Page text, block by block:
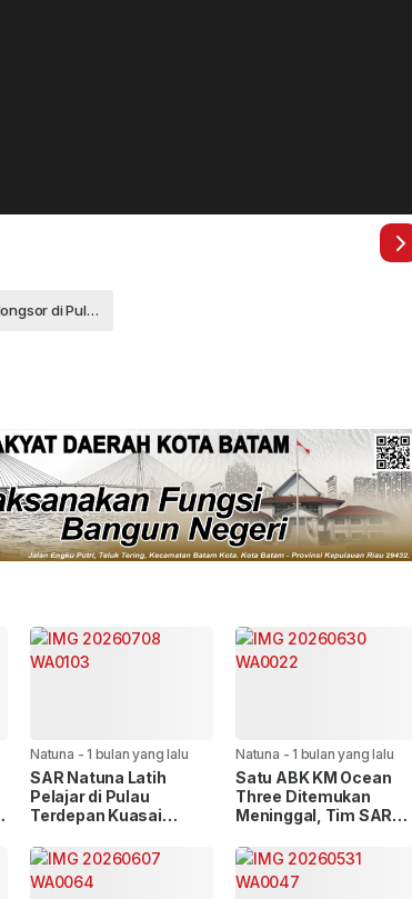
tanah longsor di Pulau Serasan
Natuna -1 bulan yang lalu
SAR Natuna Latih
Pelajar di Pulau
Terdepan Kuasai
Keselamatan Laut
Natuna -1 bulan yang lalu
Satu ABK KM Ocean
Three Ditemukan
Meninggal, Tim SAR
Hilang